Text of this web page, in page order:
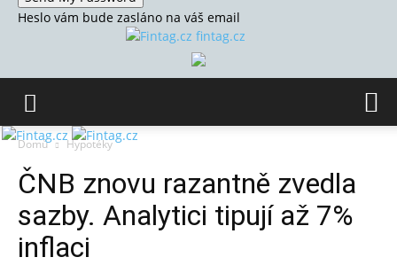
Heslo vám bude zasláno na váš email
fintag.cz
Domů Hypotéky
ČNB znovu razantně zvedla
sazby. Analytici tipují až 7%
inflaci